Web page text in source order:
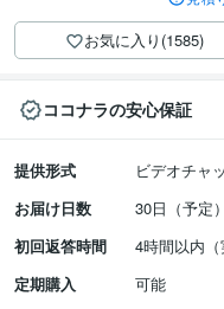
お気に入り(1585)
ココナラの安心保証
提供形式
ビデオチャ
お届け日数
30日（予定）
初回返答時間
4時間以内（
定期購入
可能